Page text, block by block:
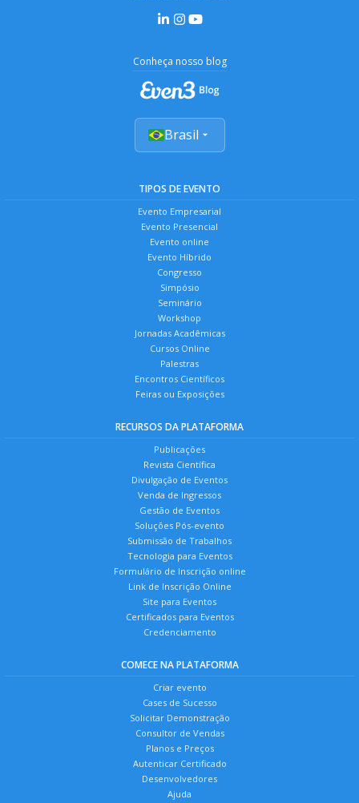
Conheça nosso blog
Brasil
TIPOS DE EVENTO
Evento Empresarial
Evento Presencial
Evento online
Evento Híbrido
Congresso
Simpósio
Seminário
Workshop
Jornadas Acadêmicas
Cursos Online
Palestras
Encontros Científicos
Feiras ou Exposições
RECURSOS DA PLATAFORMA
Publicações
Revista Científica
Divulgação de Eventos
Venda de Ingressos
Gestão de Eventos
Soluções Pós-evento
Submissão de Trabalhos
Tecnologia para Eventos
Formulário de Inscrição online
Link de Inscrição Online
Site para Eventos
Certificados para Eventos
Credenciamento
COMECE NA PLATAFORMA
Criar evento
Cases de Sucesso
Solicitar Demonstração
Consultor de Vendas
Planos e Preços
Autenticar Certificado
Desenvolvedores
Ajuda